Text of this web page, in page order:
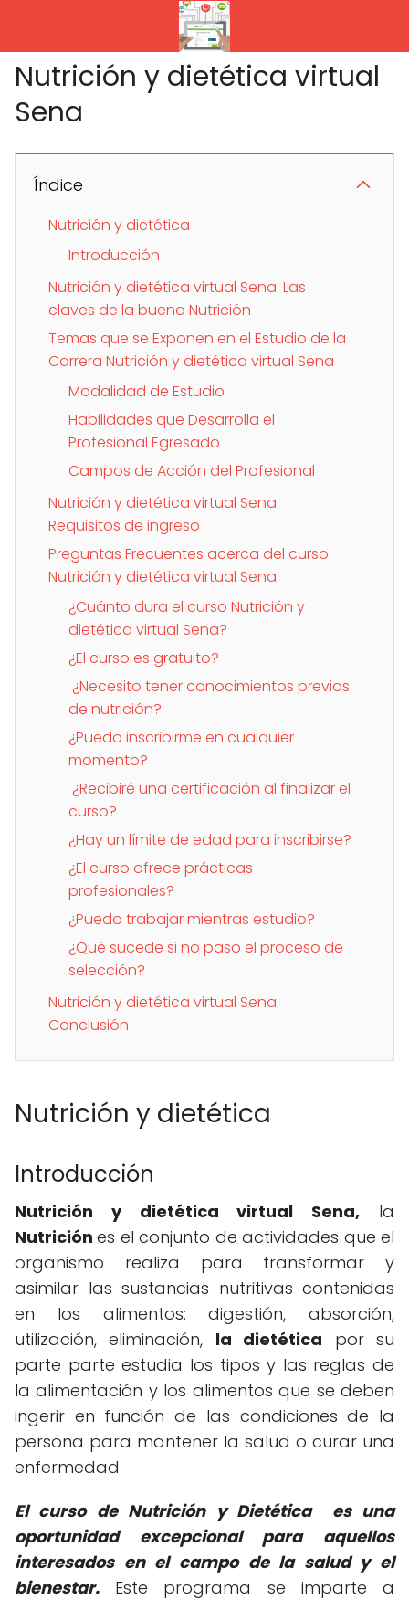
Nutrición y dietética virtual
Sena
Índice
Nutrición y dietética
Introducción
Nutrición y dietética virtual Sena: Las
claves de la buena Nutrición
Temas que se Exponen en el Estudio de la
Carrera Nutrición y dietética virtual Sena
Modalidad de Estudio
Habilidades que Desarrolla el
Profesional Egresado
Campos de Acción del Profesional
Nutrición y dietética virtual Sena:
Requisitos de ingreso
Preguntas Frecuentes acerca del curso
Nutrición y dietética virtual Sena
¿Cuánto dura el curso Nutrición y
dietética virtual Sena?
¿El curso es gratuito?
¿Necesito tener conocimientos previos
de nutrición?
¿Puedo inscribirme en cualquier
momento?
¿Recibiré una certificación al finalizar el
curso?
¿Hay un límite de edad para inscribirse?
¿El curso ofrece prácticas
profesionales?
¿Puedo trabajar mientras estudio?
¿Qué sucede si no paso el proceso de
selección?
Nutrición y dietética virtual Sena:
Conclusión
Nutrición y dietética
Introducción
Nutrición y dietética virtual Sena, la
Nutriciónes el conjunto de actividades que el
organismo realiza para transformar y
asimilar las sustancias nutritivas contenidas
en los alimentos: digestión, absorción,
utilización, eliminación, la dietética por su
parte parte estudia los tipos y las reglas de
la alimentación y los alimentos que se deben
ingerir en función de las condiciones de la
persona para mantener la salud o curar una
enfermedad.
El curso de Nutrición y Dietética es una
oportunidad excepcional para aquellos
interesados en el campo de la salud y el
bienestar. Este programa se imparte a